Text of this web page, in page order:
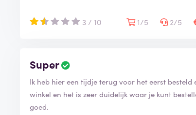
3 / 10 1/5 2/5
Super
B
o
o
Ik heb hier een tijdje terug voor het eerst
winkel en het is zeer duidelijk waar je kunt
goed.